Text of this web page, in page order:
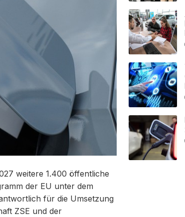
weitere 1.400 öffentliche
der EU unter dem
für die Umsetzung
ZSE und der